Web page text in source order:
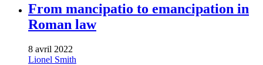
From mancipatio to emancipation in
Roman law
8 avril 2022
Lionel Smith